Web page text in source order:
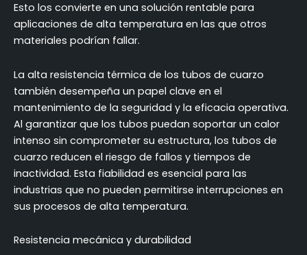
Esto los convierte en una solución rentable para
aplicaciones de alta temperatura en las que otros
materiales podrían fallar.
La alta resistencia térmica de los tubos de cuarzo
también desempeña un papel clave en el
mantenimiento de la seguridad y la eficacia operativa.
Al garantizar que los tubos puedan soportar un calor
intenso sin comprometer su estructura, los tubos de
cuarzo reducen el riesgo de fallos y tiempos de
inactividad. Esta fiabilidad es esencial para las
industrias que no pueden permitirse interrupciones en
sus procesos de alta temperatura.
Resistencia mecánica y durabilidad